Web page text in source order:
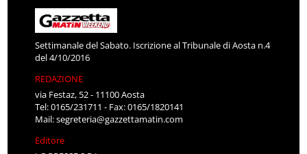
Settimanale del Sabato. Iscrizione al Tribunale di Aosta n.4
del 4/10/2016
REDAZIONE
via Festaz, 52 - 11100 Aosta
Tel: 0165/231711 - Fax: 0165/1820141
Mail:segreteria@gazzettamatin.com
Editore